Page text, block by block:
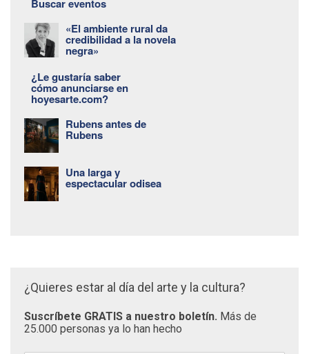
Buscar eventos
«El ambiente rural da
credibilidad a la novela
negra»
¿Le gustaría saber
cómo anunciarse en
hoyesarte.com?
Rubens antes de
Rubens
Una larga y
espectacular odisea
¿Quieres estar al día del arte y la cultura?
Suscríbete GRATIS a nuestro boletín. Más de
25.000 personas ya lo han hecho